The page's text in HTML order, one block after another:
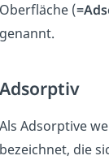
Oberfläche (
genannt.
Adsorptiv
Als Adsorptive
bezeichnet, die